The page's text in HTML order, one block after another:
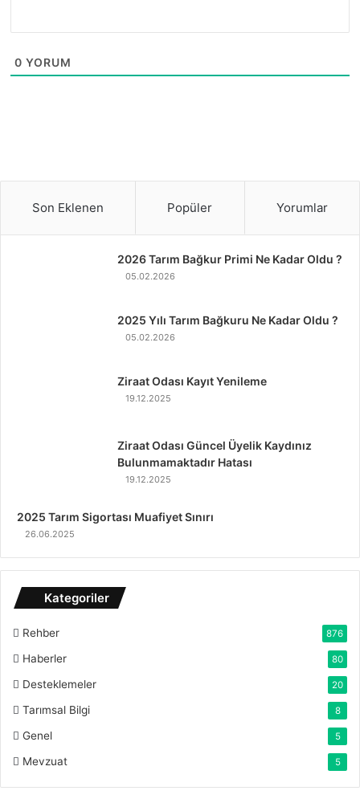
0 YORUM
Son Eklenen Popüler Yorumlar
2026 Tarım Bağkur Primi Ne Kadar Oldu ?
05.02.2026
2025 Yılı Tarım Bağkuru Ne Kadar Oldu ?
05.02.2026
Ziraat Odası Kayıt Yenileme
19.12.2025
Ziraat Odası Güncel Üyelik Kaydınız
Bulunmamaktadır Hatası
19.12.2025
2025 Tarım Sigortası Muafiyet Sınırı
26.06.2025
Kategoriler
Rehber 876
Haberler 80
Desteklemeler 20
Tarımsal Bilgi 8
Genel 5
Mevzuat 5